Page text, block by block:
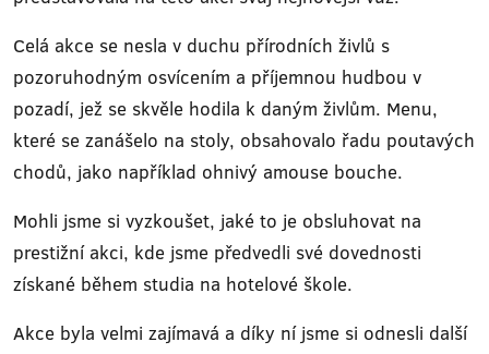
Celá akce se nesla v duchu přírodních živlů s
pozoruhodným osvícením a příjemnou hudbou v
pozadí, jež se skvěle hodila k daným živlům. Menu,
které se zanášelo na stoly, obsahovalo řadu poutavých
chodů, jako například ohnivý amouse bouche.
Mohli jsme si vyzkoušet, jaké to je obsluhovat na
prestižní akci, kde jsme předvedli své dovednosti
získané během studia na hotelové škole.
Akce byla velmi zajímavá a díky ní jsme si odnesli další